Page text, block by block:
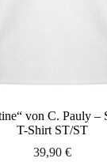
von C. Pauly –
T-Shirt ST/ST
39,90€